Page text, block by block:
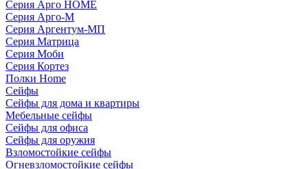
Серия Арго HOME
Серия Арго-М
Серия Аргентум-МП
Серия Матрица
Серия Моби
Серия Кортез
Полки Home
Сейфы
Сейфы для дома и квартиры
Мебельные сейфы
Сейфы для офиса
Сейфы для оружия
Взломостойкие сейфы
Огневзломостойкие сейфы